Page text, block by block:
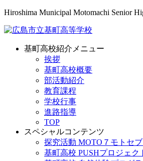
Hiroshima Municipal Motomachi Senior
基町高校紹介メニュー
挨拶
基町高校概要
部活動紹介
教育課程
学校行事
進路指導
TOP
スペシャルコンテンツ
探究活動 MOTO７モトセ
基町高校 PUSHプロジェク